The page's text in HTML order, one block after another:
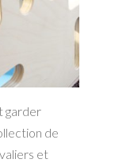
garder
de
et